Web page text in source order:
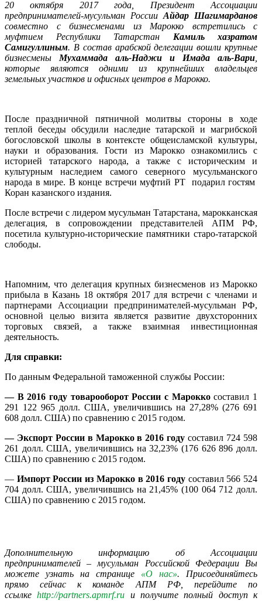
20 октября 2017 года, Президент Ассоциации
предпринимателей-мусульман России Айдар Шагимарданов
совместно с бизнесменами из Марокко встретились с
муфтием Республики Татарстан Камиль хазратом
Самигуллиным. В состав арабской делегации вошли крупные
бизнесмены Мухаммада аль-Наджи и Имада аль-Вари
которые являются одними из крупнейших владельцев
земельных участков и офисных центров в Марокко.
После праздничной пятничной молитвы стороны в ходе
теплой беседы обсудили наследие татарской и магрибской
богословской школы в контексте общеисламской культуры,
науки и образования. Гости из Марокко ознакомились с
историей татарского народа, а также с историческим и
культурным наследием самого северного мусульманского
народа в мире. В конце встречи муфтий РТ подарил гостям
Коран казанского издания.
После встречи с лидером мусульман Татарстана, марокканская
делегация, в сопровождении представителей АПМ РФ,
посетила культурно-исторические памятники старо-татарской
слободы.
Напомним, что делегация крупных бизнесменов из Марокко
прибыла в Казань 18 октября 2017 для встречи с членами и
партнерами Ассоциации предпринимателей-мусульман РФ,
основной целью визита является развитие двухсторонних
торговых связей, а также взаимная инвестиционная
деятельность.
Для справки:
По данным Федеральной таможенной службы России:
— В 2016 году товарооборот России с Мароккосоставил 1
291 122 965 долл. США, увеличившись на 27,28% (276 691
608 долл. США) по сравнению с 2015 годом.
— Экспорт России в Марокко в 2016 году составил 724 598
261 долл. США, увеличившись на 32,23% (176 626 896 долл.
США) по сравнению с 2015 годом.
— Импорт России из Марокко в 2016 годусоставил 566 524
704 долл. США, увеличившись на 21,45% (100 064 712 долл.
США) по сравнению с 2015 годом.
Дополнительную информацию об Ассоциации
предпринимателей – мусульман Российской Федерации Вы
можете узнать на странице «О нас». Присоединяйтесь
прямо сейчас к команде АПМ РФ, перейдите по
ссылкеhttp://partners.apmrf.ru и получите полный доступ к